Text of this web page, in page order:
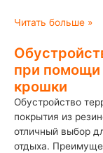
Читать больше »
при помощи
крошки
Обустройство
покрытия из
отличный выбор
отдыха.